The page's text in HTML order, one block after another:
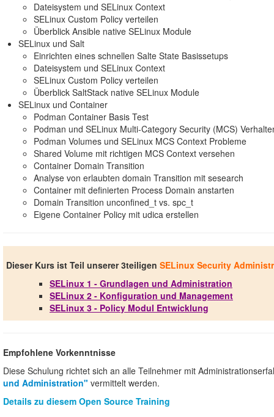
Dateisystem und SELinux Context
SELinux Custom Policy verteilen
Überblick Ansible native SELinux Module
SELinux und Salt
Einrichten eines schnellen Salte State Basissetups
Dateisystem und SELinux Context
SELinux Custom Policy verteilen
Überblick SaltStack native SELinux Module
SELinux und Container
Podman Container Basis Test
Podman und SELinux Multi-Category Security (MCS)
Podman Volumes und SELinux MCS Context Probleme
Shared Volume mit richtigen MCS Context versehen
Container Domain Transition
Analyse von erlaubten domain Transition mit sesearch
Container mit definierten Process Domain anstarten
Domain Transition unconfined_t vs. spc_t
Eigene Container Policy mit udica erstellen
Dieser Kurs ist Teil unserer 3teiligen SELinux Security
SELinux 1 - Grundlagen und Administration
SELinux 2 - Konfiguration und Management
SELinux 3 - Policy Modul Entwicklung
Empfohlene Vorkenntnisse
Diese Schulung richtet sich an alle Teilnehmer mit
und Administration" vermittelt werden.
Details zu diesem Open Source Training